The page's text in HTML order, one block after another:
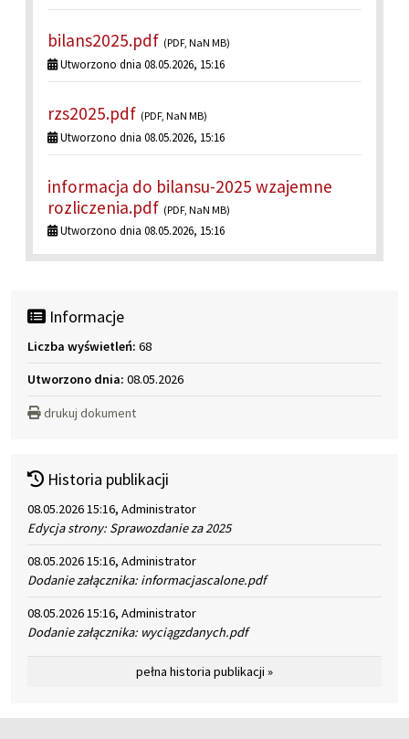
bilans2025.pdf (PDF, NaN MB)
Utworzono dnia 08.05.2026, 15:16
rzs2025.pdf (PDF, NaN MB)
Utworzono dnia 08.05.2026, 15:16
informacja do bilansu-2025 wzajemne
rozliczenia.pdf (PDF, NaN MB)
Utworzono dnia 08.05.2026, 15:16
Informacje
Liczba wyświetleń: 68
Utworzono dnia: 08.05.2026
drukuj dokument
Historia publikacji
08.05.2026 15:16, Administrator
Edycja strony: Sprawozdanie za 2025
08.05.2026 15:16, Administrator
Dodanie załącznika: informacjascalone.pdf
08.05.2026 15:16, Administrator
Dodanie załącznika: wyciągzdanych.pdf
pełna historia publikacji »